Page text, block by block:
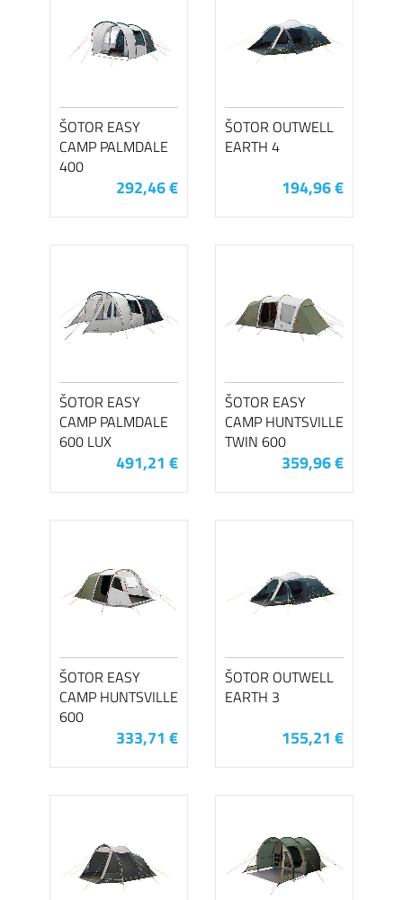
ŠOTOR EASY
CAMP PALMDALE
400
292,46 €
ŠOTOR OUTWELL
EARTH 4
194,96 €
ŠOTOR EASY
CAMP PALMDALE
600 LUX
491,21 €
ŠOTOR EASY
CAMP HUNTSVILLE
TWIN 600
359,96 €
ŠOTOR EASY
CAMP HUNTSVILLE
600
333,71 €
ŠOTOR OUTWELL
EARTH 3
155,21 €